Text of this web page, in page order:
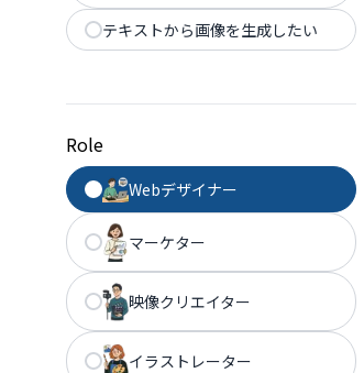
テキストから画像を生成したい
Role
Webデザイナー
マーケター
映像クリエイター
イラストレーター